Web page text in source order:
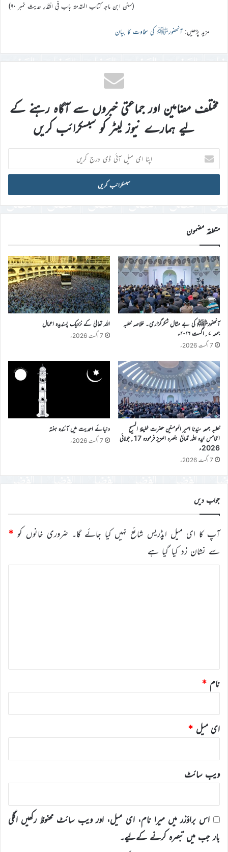
(سنن ابن ماجه كتاب المقدمة باب فِي الْقَدَرِ حدیث نمبر ۹۰)
مزید پڑھیں:آنحضورﷺ کی سخاوت کا بیان
مختلف مضامین اور جماعتی خبروں سے آگاہ رہنے کے
لیے ہمارے نیوز لیٹر کو سبسکرائب کریں
اپنا
ای
میل
ڈی
درج
کریں
متعلقہ مضمون
آنحضورﷺ کی بے مثال شکرگزاری۔ خلاصہ خطبہ
جمعہ ۷؍اگست ۲۰۲۶ء
7 اگست 2026ء
اللہ تعالیٰ کے نزدیک پسندیدہ اعمال
7 اگست 2026ء
خطبہ جمعہ سیّدنا امیر المومنین حضرت خلیفۃ المسیح
الخامس ایّدہ اللہ تعالیٰ بنصرہ العزیز فرمودہ 17؍جولائی
2026ء
7 اگست 2026ء
دنیائے احمدیت میں آئندہ ہفتہ
7 اگست 2026ء
جواب دیں
آپ کا ای میل ایڈریس شائع نہیں کیا جائے گا۔ ضروری خانوں کو *
سے نشان زد کیا گیا ہے
نام *
ای میل *
ویب‌ سائٹ
اس براؤزر میں میرا نام، ای میل، اور ویب سائٹ محفوظ رکھیں اگلی
بار جب میں تبصرہ کرنے کےلیے۔